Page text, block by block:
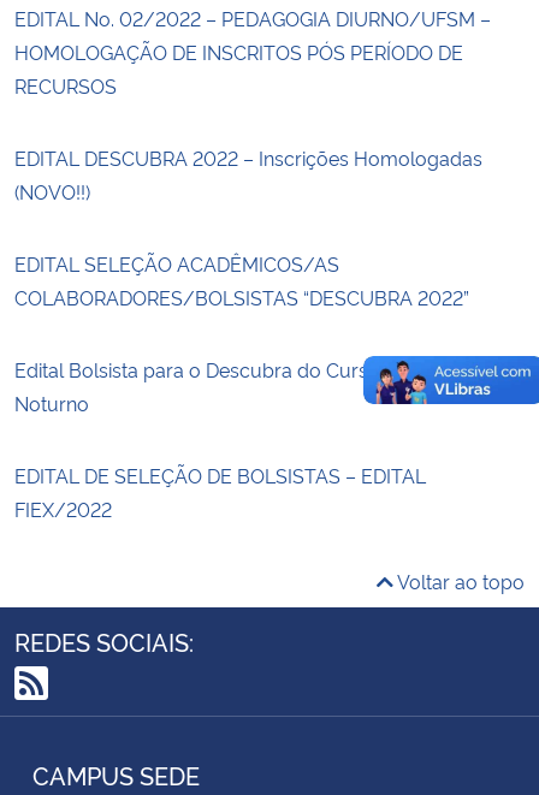
EDITAL No. 02/2022 – PEDAGOGIA DIURNO/UFSM –
HOMOLOGAÇÃO DE INSCRITOS PÓS PERÍODO DE
RECURSOS
EDITAL DESCUBRA 2022 – Inscrições Homologadas
(NOVO!!)
EDITAL SELEÇÃO ACADÊMICOS/AS
COLABORADORES/BOLSISTAS “DESCUBRA 2022”
Edital Bolsista para o Descubra do Curso de Pedagogia
Noturno
EDITAL DE SELEÇÃO DE BOLSISTAS – EDITAL
FIEX/2022
Voltar ao topo
REDES SOCIAIS:
RSS
CAMPUS SEDE